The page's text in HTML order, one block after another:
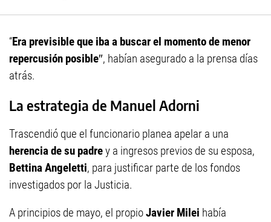
“Era previsible que iba a buscar el momento de menor
repercusión posible″, habían asegurado a la prensa días
atrás.
La estrategia de Manuel Adorni
Trascendió que el funcionario planea apelar a una
herencia de su padrey a ingresos previos de su esposa,
Bettina Angeletti, para justificar parte de los fondos
investigados por la Justicia.
A principios de mayo, el propioJavier Milei había